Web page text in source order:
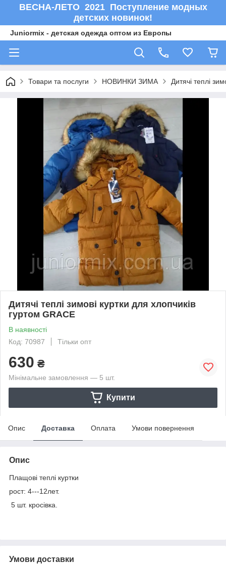
ВЕСНА-ЛЕТО 2021 Поступление модных
детских новинок!
Juniormix - детская одежда оптом из Европы
Товари та послуги НОВИНКИ ЗИМА Дитячі теплі
Дитячі теплі зимові куртки для хлопчиків
гуртом GRACE
В наявності
Код: 70987
Тільки опт
630 ₴
Мінімальне замовлення — 5 шт.
Купити
Опис Доставка Оплата Умови повернення
Опис
Плащові теплі куртки
рост: 4---12лет.
5 шт. кросівка.
Умови доставки